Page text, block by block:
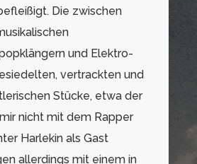
Die zwischen
und Elektro-
vertrackten und
Stücke, etwa der
mir nicht mit dem Rapper
Harlekin als Gast
allerdings mit einem in